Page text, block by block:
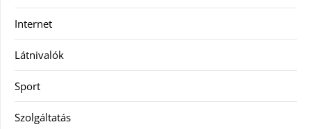
Internet
Látnivalók
Sport
Szolgáltatás